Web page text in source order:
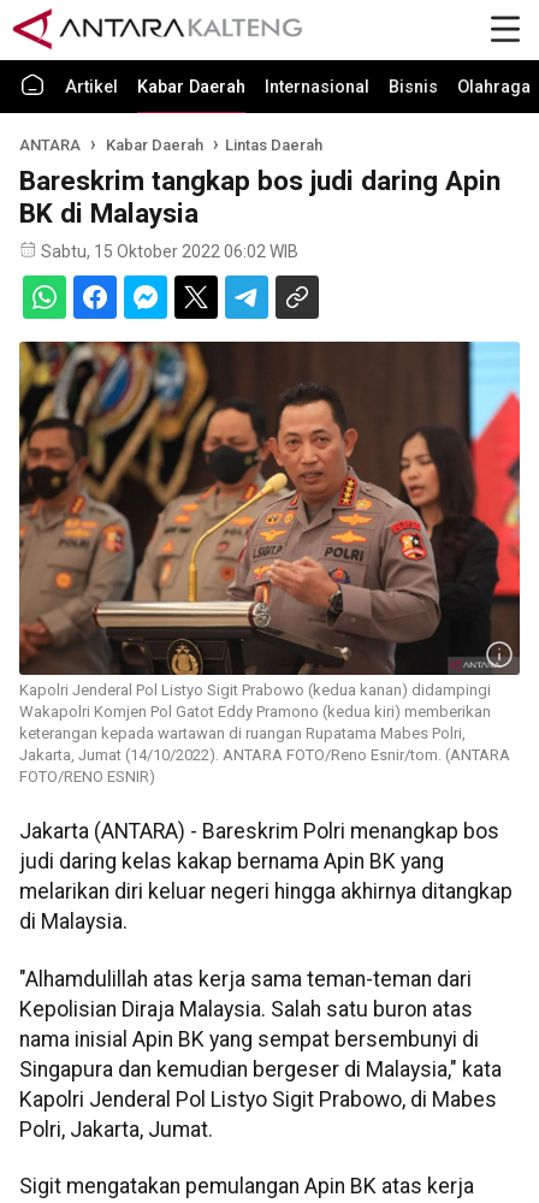
Artikel Kabar Daerah Internasional Bisnis Olahraga
ANTARA Kabar Daerah Lintas Daerah
Bareskrim tangkap bos judi daring Apin
BK di Malaysia
Sabtu, 15 Oktober 2022 06:02 WIB
Kapolri Jenderal Pol Listyo Sigit Prabowo (kedua kanan) didampingi
Wakapolri Komjen Pol Gatot Eddy Pramono (kedua kiri) memberikan
keterangan kepada wartawan di ruangan Rupatama Mabes Polri,
Jakarta, Jumat (14/10/2022). ANTARA FOTO/Reno Esnir/tom. (ANTARA
FOTO/RENO ESNIR)
Jakarta (ANTARA) - Bareskrim Polri menangkap bos
judi daring kelas kakap bernama Apin BK yang
melarikan diri keluar negeri hingga akhirnya ditangkap
di Malaysia.
"Alhamdulillah atas kerja sama teman-teman dari
Kepolisian Diraja Malaysia. Salah satu buron atas
nama inisial Apin BK yang sempat bersembunyi di
Singapura dan kemudian bergeser di Malaysia," kata
Kapolri Jenderal Pol Listyo Sigit Prabowo, di Mabes
Polri, Jakarta, Jumat.
Sigit mengatakan pemulangan Apin BK atas kerja